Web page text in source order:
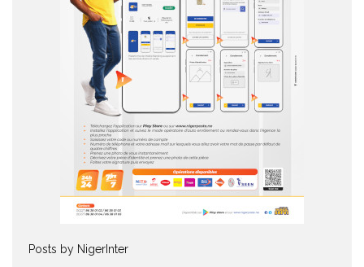
Posts by NigerInter